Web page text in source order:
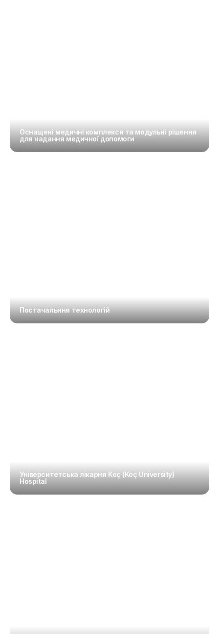
Оснащені медичні комплекси та модульні рішення
для надання медичної допомоги
Постачальння технологій
Університетська лікарня Koç (Koç University)
Hospital